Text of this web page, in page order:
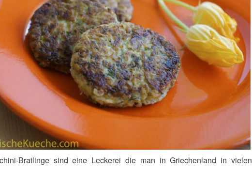
Bratlinge sind eine Leckerei die man in Griechenland in vielen